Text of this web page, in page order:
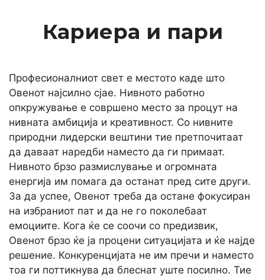
Кариера и пари
Професионалниот свет е местото каде што
Овенот најсилно сјае. Нивното работно
опкружување е совршено место за процут на
нивната амбиција и креативност. Со нивните
природни лидерски вештини тие претпочитаат
да даваат наредби наместо да ги примаат.
Нивното брзо размислување и огромната
енергија им помага да останат пред сите други.
За да успее, Овенот треба да остане фокусиран
на избраниот пат и да не го поколебаат
емоциите. Кога ќе се соочи со предизвик,
Овенот брзо ќе ја процени ситуацијата и ќе најде
решение. Конкуренцијата не им пречи и наместо
тоа ги поттикнува да блеснат уште посилно. Тие